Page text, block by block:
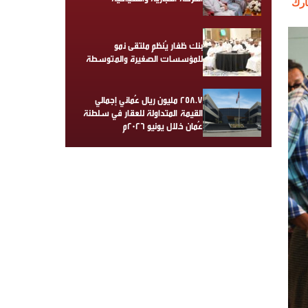
بنك ظفار يُنظم ملتقى نمو
للمؤسسات الصغيرة والمتوسطة
258.7 مليون ريال عُماني إجمالي
القيمة المتداولة للعقار في سلطنة
عُمان خلال يونيو 2026م